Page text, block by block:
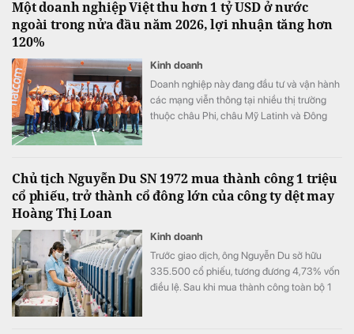
Một doanh nghiệp Việt thu hơn 1 tỷ USD ở nước
ngoài trong nửa đầu năm 2026, lợi nhuận tăng hơn
120%
Kinh doanh
Doanh nghiệp này đang đầu tư và vận hành
các mạng viễn thông tại nhiều thị trường
thuộc châu Phi, châu Mỹ Latinh và Đông
Chủ tịch Nguyễn Du SN 1972 mua thành công 1 triệu
cổ phiếu, trở thành cổ đông lớn của công ty dệt may
Hoàng Thị Loan
Kinh doanh
Trước giao dịch, ông Nguyễn Du sở hữu
335.500 cổ phiếu, tương đương 4,73% vốn
điều lệ. Sau khi mua thành công toàn bộ 1